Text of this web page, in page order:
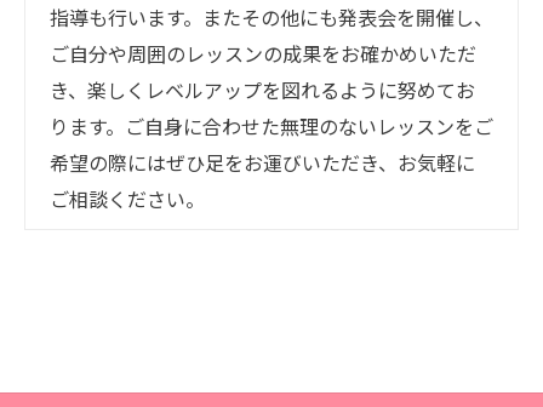
指導も行います。またその他にも発表会を開催し、
ご自分や周囲のレッスンの成果をお確かめいただ
き、楽しくレベルアップを図れるように努めてお
ります。ご自身に合わせた無理のないレッスンをご
希望の際にはぜひ足をお運びいただき、お気軽に
ご相談ください。